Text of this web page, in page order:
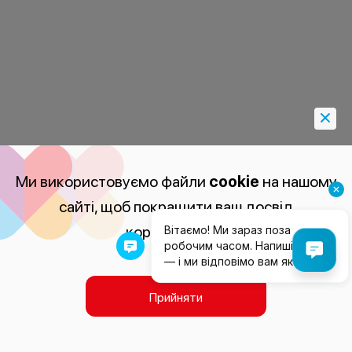
Ми використовуємо файли cookie на нашому
сайті, щоб покращити ваш досвід
користування.
Прийняти